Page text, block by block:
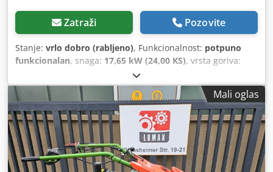
Zatraži Pozovite
Stanje: vrlo dobro (rabljeno), Funkcionalnost: potpuno
funkcionalan, snaga: 17,65 kW (24,00 KS), vrsta goriva:
, tip prijenosa:
izgradnje:2023,
Mali oglas